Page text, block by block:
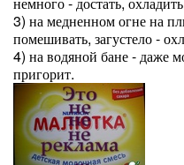
3) на медненном огне на
помешивать, загустело -
4) на водяной бане - даже
пригорит.